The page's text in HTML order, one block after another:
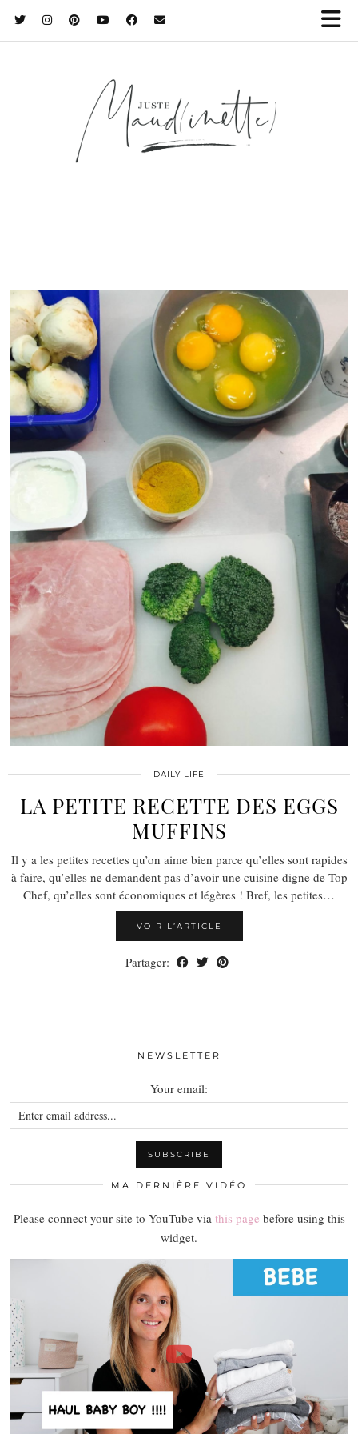
DAILY LIFE
LA PETITE RECETTE DES EGGS
MUFFINS
Il y a les petites recettes qu’on aime bien parce qu’elles sont rapides
à faire, qu’elles ne demandent pas d’avoir une cuisine digne de Top
Chef, qu’elles sont économiques et légères ! Bref, les petites…
VOIR L’ARTICLE
Partager:
NEWSLETTER
Your email:
MA DERNIÈRE VIDÉO
Please connect your site to YouTube via this page before using this
widget.